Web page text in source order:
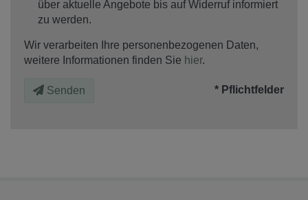
über aktuelle Angebote bis auf Widerruf informiert
zu werden.
Wir verarbeiten Ihre personenbezogenen Daten,
weitere Informationen finden Sie hier.
Senden * Pflichtfelder